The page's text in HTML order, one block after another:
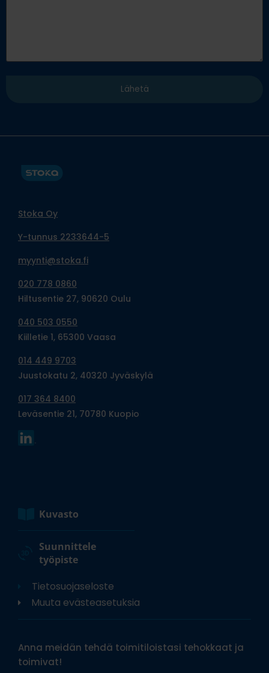
Stoka Oy
Y-tunnus 2233644-5
myynti@stoka.fi
020 778 0860
Hiltusentie 27, 90620 Oulu
040 503 0550
Kiilletie 1, 65300 Vaasa
014 449 9703
Juustokatu 2, 40320 Jyväskylä
017 364 8400
Leväsentie 21, 70780 Kuopio
Kuvasto
Suunnittele
työpiste
Tietosuojaseloste
Muuta evästeasetuksia
Anna meidän tehdä toimitiloistasi tehokkaat ja
toimivat!